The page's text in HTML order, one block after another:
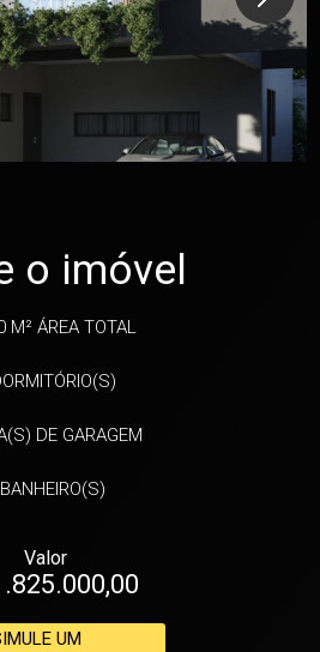
o imóvel
M² ÁREA TOTAL
DE GARAGEM
BANHEIRO(S)
Valor
UM